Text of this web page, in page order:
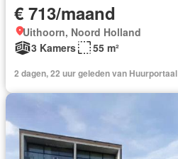
€ 713/maand
Uithoorn, Noord Holland
3 Kamers
55 m²
2 dagen, 22 uur geleden van Huurportaal